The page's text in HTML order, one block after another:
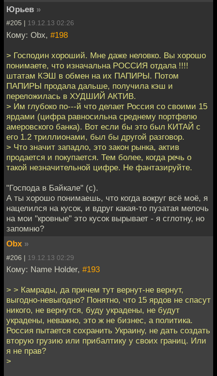
Юрьев »
#205 | 19.12.13 02:26
Кому: Obx, #198
> Господин хороший. Мне даже неловко. Вы хорошо
понимаете, что изначальна РОССИЯ отдала !!!!
штатам КЭШ в обмен на их ПАПИРЫ. Потом
ПАПИРЫ продала дальше, получила кэш и
переложилась в ХУДШИЙ АКТИВ.
> Им глубоко по---й что делает Россия со своими 15
ярдами (цифра равносильна среднему портфелю
амеровского банка). Вот если бы это был КИТАЙ с
его 1.2 триллионами, был бы другой разговор.
> Что значит западло, это закон рынка, актив
продается и покупается. Тем более, когда речь о
такой незначительной цифре. Не фантазируйте.
"Господа в Байкале" (с).
А ты хорошо понимаешь, что когда вокруг всё моё, я
нацелился на кусок, и вдруг какая-то пузатая мелочь
на мои "кровные" это кусок вырывает - я сглотну, но
запомню?
Obx »
#206 | 19.12.13 02:29
Кому: Name Holder, #193
> > Камрады, да причем тут вернут-не вернут,
выгодно-невыгодно? Понятно, что 15 ярдов не спасут
никого, не вернутся, буду украдены, не будут
украдены, неважно, это ж не бизнес, а политика.
Россия пытается сохранить Украину, не дать создать
вторую грузию или прибалтику у своих границ. Или
я не прав?
>